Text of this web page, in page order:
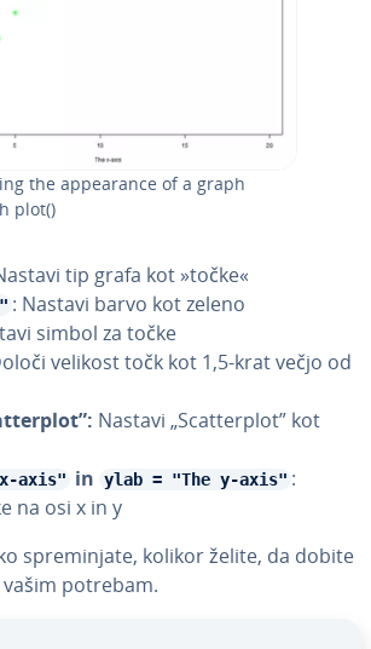
the appe­a­ran­ce of a graph
plot()
tip grafa kot »točke«
: Nastavi barvo kot zeleno
simbol za točke
velikost točk kot 1,5-krat večjo od
Nastavi „Scat­ter­plot” kot
axis" in ylab = "The y-axis" :
na osi x in y
spre­mi­nja­te, kolikor želite, da dobite
potrebam.